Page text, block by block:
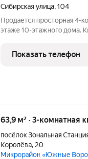
Сибирская улица,104
Продаётся просторная 4-
этаже 10-этажного дома.
двор, так и на улицу,
Показать телефон
63,9 м² · 3-комнатная
посёлок Зональная
Королёва, 20
Микрорайон «Южные